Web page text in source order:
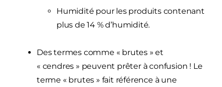
Humidité pour les produits contenant
plus de 14 % d’humidité.
Des termes comme « brutes » et
« cendres » peuvent prêter à confusion ! Le
terme « brutes » fait référence à une